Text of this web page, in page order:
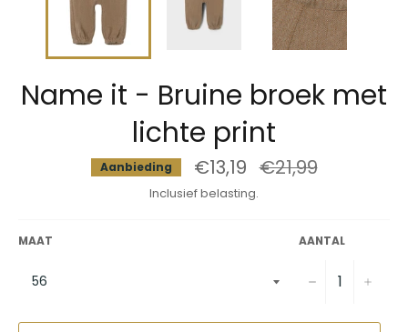
Name it - Bruine broek met
lichte print
Aanbieding €13,19 Normale
prijs
€21,99
Inclusief belasting.
MAAT AANTAL
− +